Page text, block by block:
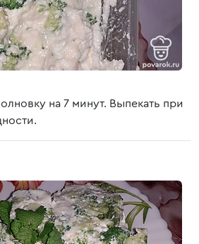
на 7 минут. Выпекать при